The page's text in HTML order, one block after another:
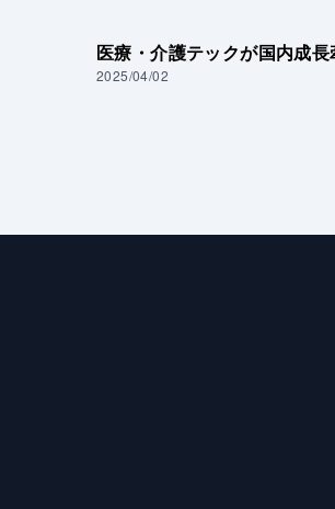
医療・介護テックが国内成
2025/04/02